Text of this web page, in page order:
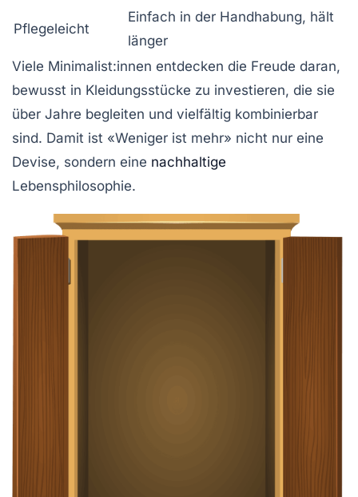
Pflegeleicht
Einfach in der Handhabung, hält
länger
Viele Minimalist:innen entdecken die Freude daran,
bewusst in Kleidungsstücke zu investieren, die sie
über Jahre begleiten und vielfältig kombinierbar
sind. Damit ist «Weniger ist mehr» nicht nur eine
Devise, sondern eine nachhaltige
Lebensphilosophie.